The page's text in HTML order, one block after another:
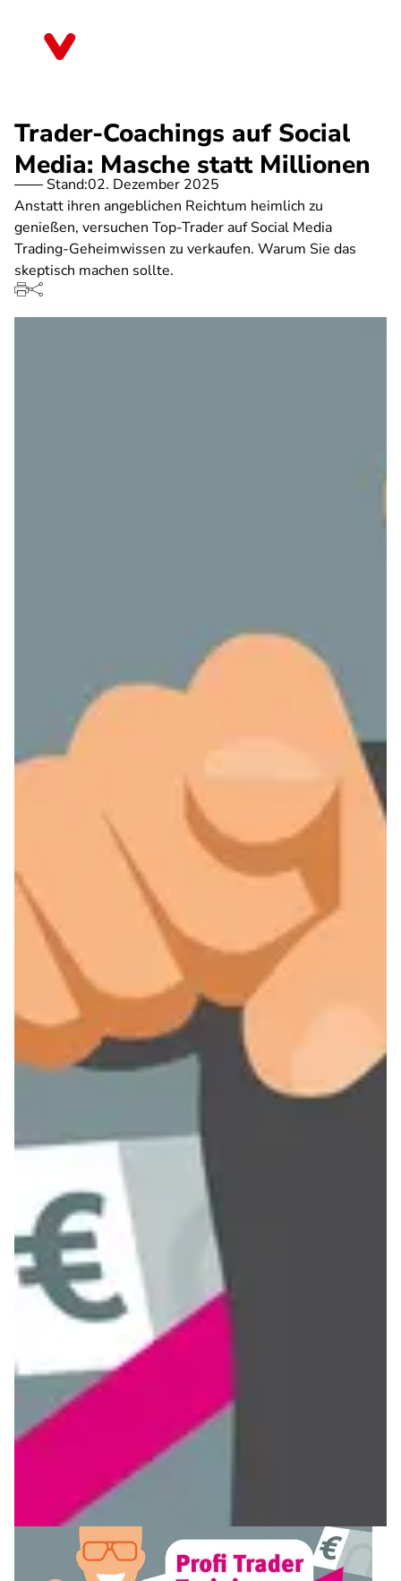
Trader-Coachings auf Social
Media: Masche statt Millionen
Stand:02. Dezember 2025
Anstatt ihren angeblichen Reichtum heimlich zu
genießen, versuchen Top-Trader auf Social Media
Trading-Geheimwissen zu verkaufen. Warum Sie das
skeptisch machen sollte.